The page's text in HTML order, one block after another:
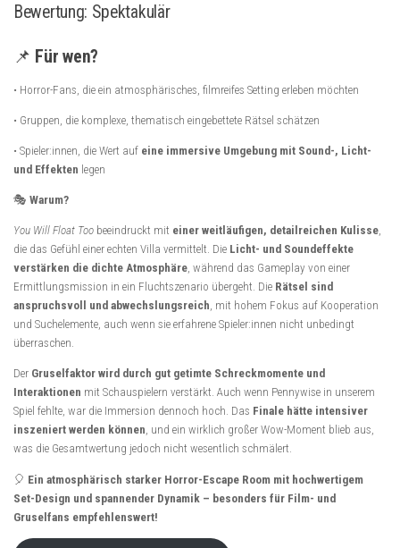
Bewertung: Spektakulär
📌 Für wen?
• Horror-Fans, die ein atmosphärisches, filmreifes Setting erleben möchten
• Gruppen, die komplexe, thematisch eingebettete Rätsel schätzen
• Spieler:innen, die Wert auf eine immersive Umgebung mit Sound-, Licht-
und Effekten legen
🎭 Warum?
You Will Float Too beeindruckt mit einer weitläufigen, detailreichen Kulisse,
die das Gefühl einer echten Villa vermittelt. Die Licht- und Soundeffekte
verstärken die dichte Atmosphäre, während das Gameplay von einer
Ermittlungsmission in ein Fluchtszenario übergeht. Die Rätsel sind
anspruchsvoll und abwechslungsreich, mit hohem Fokus auf Kooperation
und Suchelemente, auch wenn sie erfahrene Spieler:innen nicht unbedingt
überraschen.
Der Gruselfaktor wird durch gut getimte Schreckmomente und
Interaktionen mit Schauspielern verstärkt. Auch wenn Pennywise in unserem
Spiel fehlte, war die Immersion dennoch hoch. Das Finale hätte intensiver
inszeniert werden können, und ein wirklich großer Wow-Moment blieb aus,
was die Gesamtwertung jedoch nicht wesentlich schmälert.
🎈 Ein atmosphärisch starker Horror-Escape Room mit hochwertigem
Set-Design und spannender Dynamik – besonders für Film- und
Gruselfans empfehlenswert!